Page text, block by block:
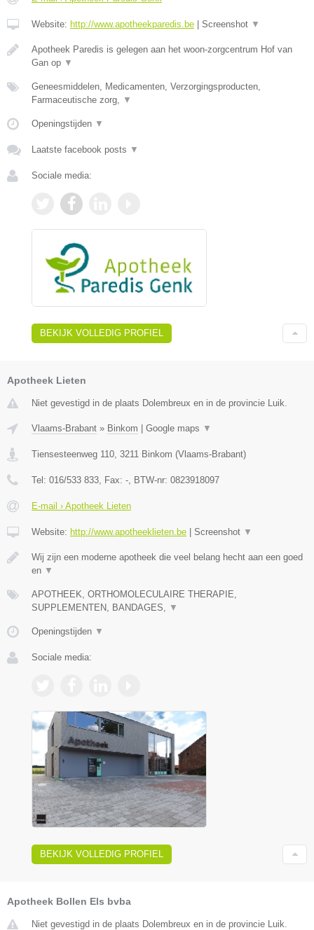
Website: http://www.apotheekparedis.be Screenshot ▼
Apotheek Paredis is gelegen aan het woon-zorgcentrum Hof van
Gan op ▼
Geneesmiddelen, Medicamenten, Verzorgingsproducten,
Farmaceutische zorg,
▼
Openingstijden ▼
Laatste facebook posts ▼
Sociale media:
BEKIJK VOLLEDIG PROFIEL
Apotheek Lieten
Niet gevestigd in de plaats Dolembreux en in de provincie Luik.
Vlaams-Brabant » Binkom Google maps ▼
Tiensesteenweg 110 3211 Binkom (Vlaams-Brabant)
Tel: 016/533 833 , Fax: - , BTW-nr: 0823918097
E-mail › Apotheek Lieten
Website: http://www.apotheeklieten.be Screenshot ▼
Wij zijn een moderne apotheek die veel belang hecht aan een goed
en ▼
APOTHEEK, ORTHOMOLECULAIRE THERAPIE,
SUPPLEMENTEN, BANDAGES,
▼
Openingstijden ▼
Sociale media:
BEKIJK VOLLEDIG PROFIEL
Apotheek Bollen Els bvba
Niet gevestigd in de plaats Dolembreux en in de provincie Luik.